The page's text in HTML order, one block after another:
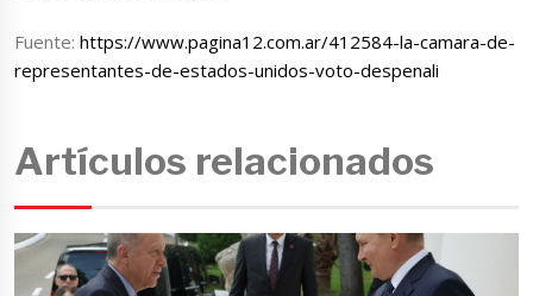
Fuente:https://www.pagina12.com.ar/412584-la-camara-de-
representantes-de-estados-unidos-voto-despenali
Artículos relacionados